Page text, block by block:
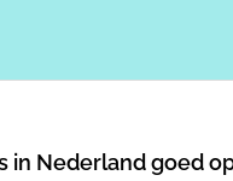
in Nederland goed